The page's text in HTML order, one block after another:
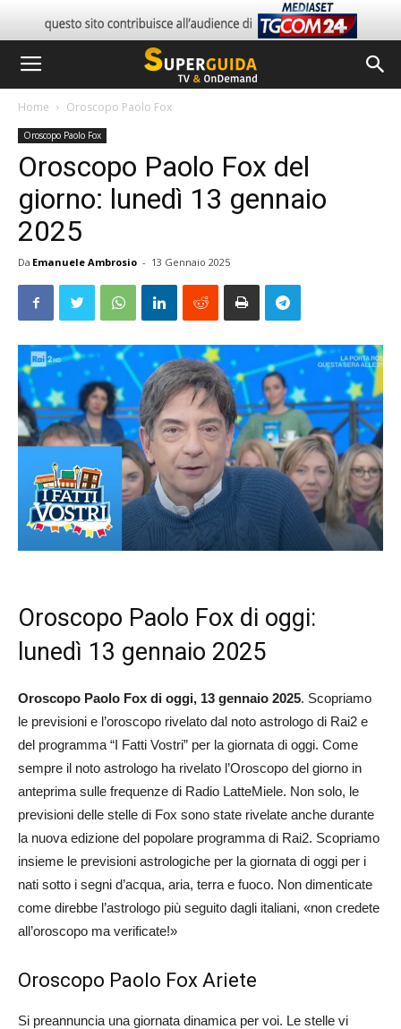
Home Oroscopo Paolo Fox
Oroscopo Paolo Fox
Oroscopo Paolo Fox del
giorno: lunedì 13 gennaio
2025
Da Emanuele Ambrosio - 13 Gennaio 2025
Oroscopo Paolo Fox di oggi:
lunedì 13 gennaio 2025
Oroscopo Paolo Fox di oggi, 13 gennaio 2025. Scopriamo
le previsioni e l’oroscopo rivelato dal noto astrologo di Rai2 e
del programma “I Fatti Vostri” per la giornata di oggi. Come
sempre il noto astrologo ha rivelato l’Oroscopo del giorno in
anteprima sulle frequenze di Radio LatteMiele. Non solo, le
previsioni delle stelle di Fox sono state rivelate anche durante
la nuova edizione del popolare programma di Rai2. Scopriamo
insieme le previsioni astrologiche per la giornata di oggi per i
nati sotto i segni d’acqua, aria, terra e fuoco. Non dimenticate
come direbbe l’astrologo più seguito dagli italiani, «non credete
all’oroscopo ma verificate!»
Oroscopo Paolo Fox Ariete
Si preannuncia una giornata dinamica per voi. Le stelle vi